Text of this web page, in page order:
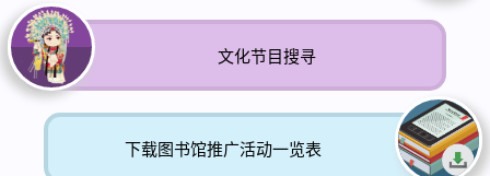
文化节目搜寻
下载图书馆推广活动一览表